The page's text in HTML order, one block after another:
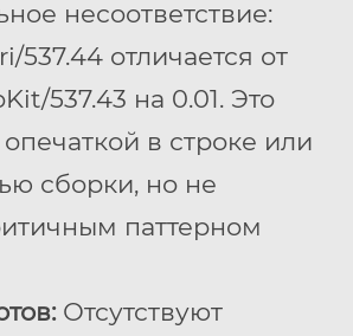
несоответствие:
537.44 отличается от
537.43 на 0.01. Это
в строке или
сборки, но не
паттерном
Отсутствуют